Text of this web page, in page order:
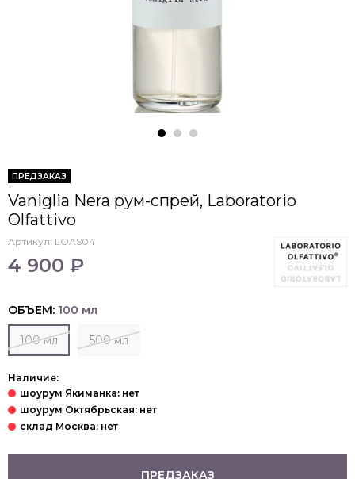
ПРЕДЗАКАЗ
Vaniglia Nera рум-спрей, Laboratorio
Olfattivo
Артикул: LOAS04
4 900 ₽
ОБЪЕМ: 100 мл
100 мл 500 мл
Наличие:
ПРЕДЗАКАЗ